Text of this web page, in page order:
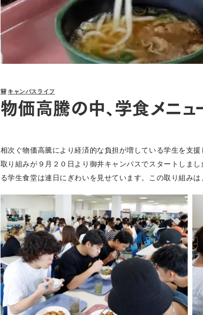
🎒 キャンパスライフ
物価高騰の中、学食メニ
相次ぐ物価高騰により経済的な負担が増している学生を支
取り組みが９月２０日より御井キャンパスでスタートしま
る学生食堂は連日にぎわいを見せています。この取り組み